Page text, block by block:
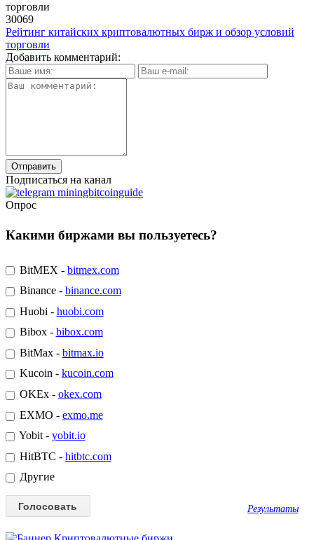
30069
Рейтинг китайских криптовалютных бирж и обзор условий
торговли
Добавить комментарий:
Подписаться на канал
Опрос
Какими биржами вы пользуетесь?
BitMEX - bitmex.com
Binance - binance.com
Huobi - huobi.com
Bibox - bibox.com
BitMax - bitmax.io
Kucoin - kucoin.com
OKEx - okex.com
EXMO - exmo.me
Yobit - yobit.io
HitBTC - hitbtc.com
Другие
Результаты